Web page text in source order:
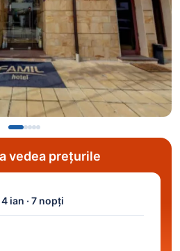
vedea prețurile
ian · 7 nopți